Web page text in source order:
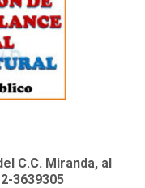
C.C. Miranda, al
3639305